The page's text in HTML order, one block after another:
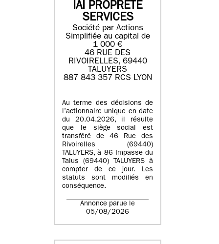
IAI PROPRETE
SERVICES
Société par Actions
Simplifiée au capital de
1 000 €
46 RUE DES
RIVOIRELLES, 69440
TALUYERS
887 843 357 RCS LYON
Au terme des décisions de
l’actionnaire unique en date
du 20.04.2026, il résulte
que le siège social est
transféré de 46 Rue des
Rivoirelles (69440)
TALUYERS, à 86 Impasse du
Talus (69440) TALUYERS à
compter de ce jour. Les
statuts sont modifiés en
conséquence.
Annonce parue le
05/08/2026